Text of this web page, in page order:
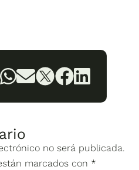
no será publicada.
marcados con *